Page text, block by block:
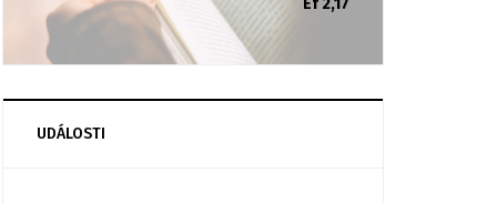
Ef 2,17
UDÁLOSTI